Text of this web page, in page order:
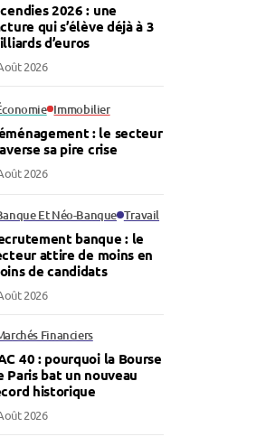
2026 : une
qui s’élève déjà à 3
d’euros
2026
Immobilier
: le secteur
sa pire crise
2026
Et Néo-Banque Travail
banque : le
attire de moins en
de candidats
2026
Financiers
40 : pourquoi la Bourse
Paris bat un nouveau
historique
2026